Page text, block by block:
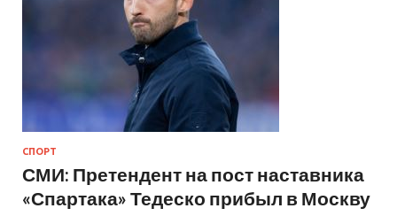
СПОРТ
СМИ: Претендент на пост наставника
«Спартака» Тедеско прибыл в Москву